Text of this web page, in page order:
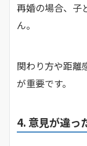
再婚の場合、子
ん。
関わり方や距離
が重要です。
4. 意見が違っ